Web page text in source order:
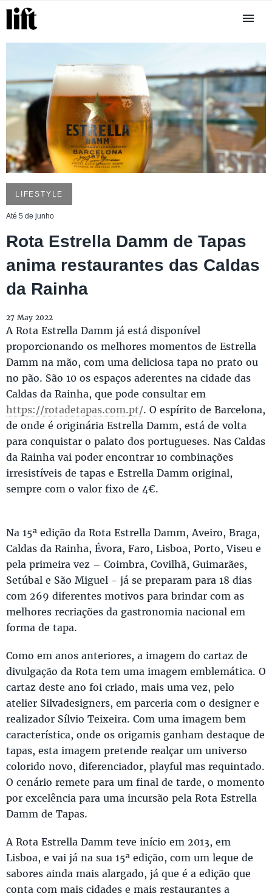
LIFESTYLE
Até 5 de junho
Rota Estrella Damm de Tapas
anima restaurantes das Caldas
da Rainha
27 May 2022
A Rota Estrella Damm já está disponível
proporcionando os melhores momentos de Estrella
Damm na mão, com uma deliciosa tapa no prato ou
no pão. São 10 os espaços aderentes na cidade das
Caldas da Rainha, que pode consultar em
https://rotadetapas.com.pt/. O espírito de Barcelona,
de onde é originária Estrella Damm, está de volta
para conquistar o palato dos portugueses. Nas Caldas
da Rainha vai poder encontrar 10 combinações
irresistíveis de tapas e Estrella Damm original,
sempre com o valor fixo de 4€.
Na 15ª edição da Rota Estrella Damm, Aveiro, Braga,
Caldas da Rainha, Évora, Faro, Lisboa, Porto, Viseu e
pela primeira vez – Coimbra, Covilhã, Guimarães,
Setúbal e São Miguel - já se preparam para 18 dias
com 269 diferentes motivos para brindar com as
melhores recriações da gastronomia nacional em
forma de tapa.
Como em anos anteriores, a imagem do cartaz de
divulgação da Rota tem uma imagem emblemática. O
cartaz deste ano foi criado, mais uma vez, pelo
atelier Silvadesigners, em parceria com o designer e
realizador Sílvio Teixeira. Com uma imagem bem
característica, onde os origamis ganham destaque de
tapas, esta imagem pretende realçar um universo
colorido novo, diferenciador, playful mas requintado.
O cenário remete para um final de tarde, o momento
por excelência para uma incursão pela Rota Estrella
Damm de Tapas.
A Rota Estrella Damm teve início em 2013, em
Lisboa, e vai já na sua 15ª edição, com um leque de
sabores ainda mais alargado, já que é a edição que
conta com mais cidades e mais restaurantes a